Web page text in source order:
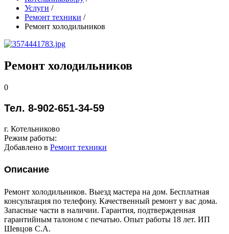
Услуги /
Ремонт техники /
Ремонт холодильников
Ремонт холодильников
0
Тел. 8-902-651-34-59
г. Котельниково
Режим работы:
Добавлено в Ремонт техники
Описание
Ремонт холодильников. Выезд мастера на дом. Бесплатная
консультация по телефону. Качественный ремонт у вас дома.
Запасные части в наличии. Гарантия, подтвержденная
гарантийным талоном с печатью. Опыт работы 18 лет. ИП
Шевцов С.А.